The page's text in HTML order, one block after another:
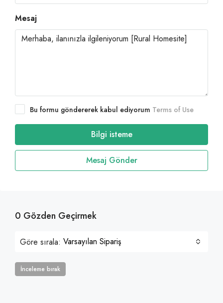
Mesaj
Bu formu göndererek kabul ediyorum Terms of Use
Bilgi isteme
Mesaj Gönder
0 Gözden Geçirmek
Göre sırala: Varsayılan Sipariş
İnceleme bırak